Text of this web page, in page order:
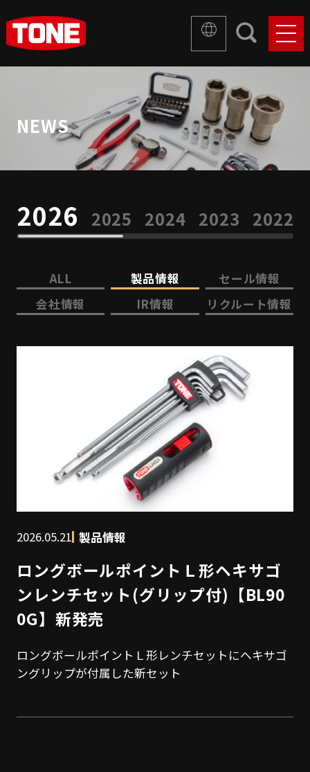
NEWS
2026 2025 2024 2023 2022
ALL 製品情報
セール情報
会社情報
IR情報 リクルート情報
2026.05.21 製品情報
ロングボールポイントＬ形ヘキサゴ
ンレンチセット(グリップ付)【BL90
0G】新発売
ロングボールポイントＬ形レンチセットにヘキサゴ
ングリップが付属した新セット